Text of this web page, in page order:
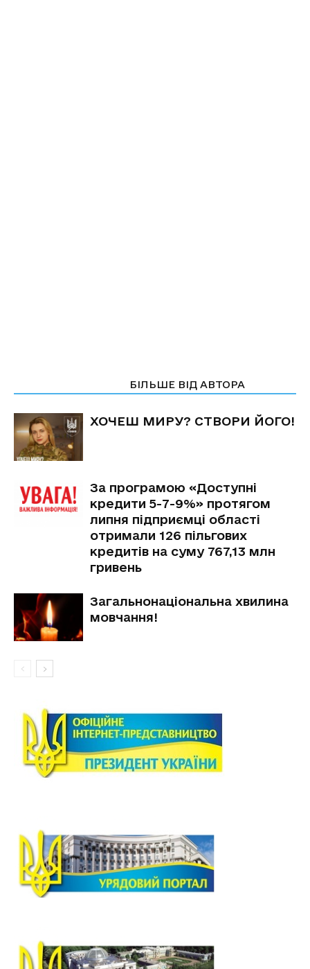
БІЛЬШЕ ВІД АВТОРА
ХОЧЕШ МИРУ? СТВОРИ ЙОГО!
За програмою «Доступні
кредити 5-7-9%» протягом
липня підприємці області
отримали 126 пільгових
кредитів на суму 767,13 млн
гривень
Загальнонаціональна хвилина
мовчання!